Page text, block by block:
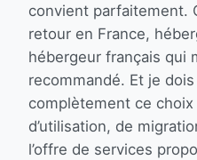
convient parfaitement.
retour en France,
hébergeur français qui
recommandé. Et je
complètement ce
d’utilisation, de
l’offre de services